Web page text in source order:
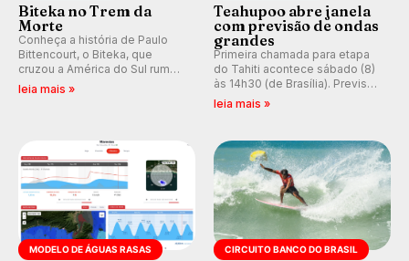
Biteka no Trem da
Morte
Conheça a história de Paulo
Bittencourt, o Biteka, que
cruzou a América do Sul rumo
ao Pacífico em uma jornada
que se tornou um marco de
leia mais »
Teahupoo abre janela
com previsão de ondas
grandes
Primeira chamada para etapa
do Tahiti acontece sábado (8)
às 14h30 (de Brasília). Previsão
indica swell consistente.
Medina embarca para evento e
Kelly Slater convidado.
leia mais »
MODELO DE ÁGUAS RASAS CIRCUITO BANCO DO BRASIL